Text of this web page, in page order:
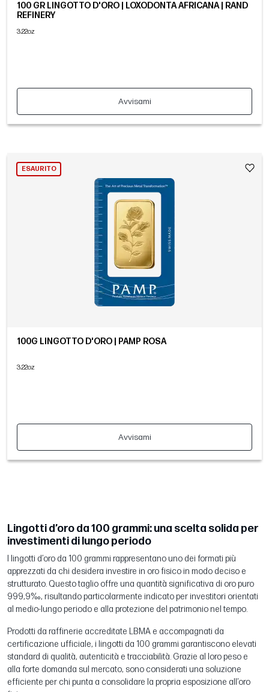
100 GR LINGOTTO D'ORO | LOXODONTA AFRICANA | RAND
REFINERY
3.22oz
Avvisami
ESAURITO
100G LINGOTTO D'ORO | PAMP ROSA
3.22oz
Avvisami
Lingotti d’oro da 100 grammi: una scelta solida per
investimenti di lungo periodo
I lingotti d’oro da 100 grammi rappresentano uno dei formati più
apprezzati da chi desidera investire in oro fisico in modo deciso e
strutturato. Questo taglio offre una quantità significativa di oro puro
999,9‰, risultando particolarmente indicato per investitori orientati
al medio-lungo periodo e alla protezione del patrimonio nel tempo.
Prodotti da raffinerie accreditate LBMA e accompagnati da
certificazione ufficiale, i lingotti da 100 grammi garantiscono elevati
standard di qualità, autenticità e tracciabilità. Grazie al loro peso e
alla forte domanda sul mercato, sono considerati una soluzione
efficiente per chi punta a consolidare la propria esposizione all’oro